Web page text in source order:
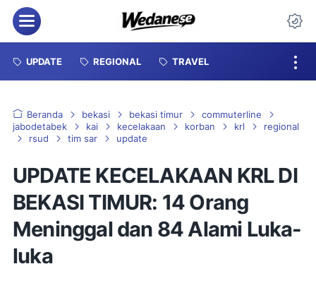
Menu
UPDATE REGIONAL TRAVEL
Beranda bekasi bekasi timur
commuterline
jabodetabek
kai kecelakaan korban krl
regional
rsud
tim sar update
UPDATE KECELAKAAN KRL DI
BEKASI TIMUR: 14 Orang
Meninggal dan 84 Alami Luka-
luka